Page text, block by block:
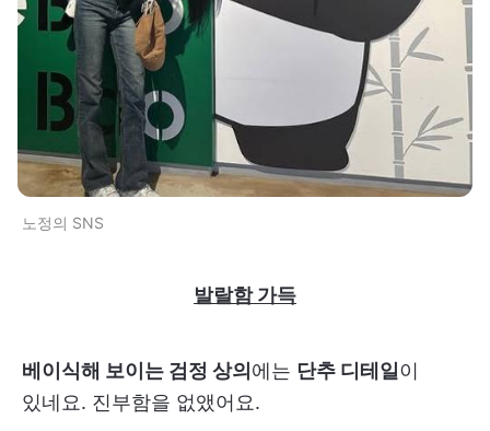
노정의 SNS
발랄함 가득
베이식해 보이는 검정 상의 에는 단추 디테일이
있네요. 진부함을 없앴어요.